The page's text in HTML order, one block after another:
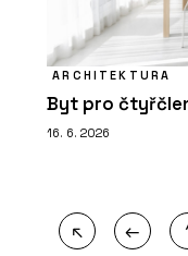
ARCHITEKTURA
Byt pro
16. 6. 2026
↖ ←